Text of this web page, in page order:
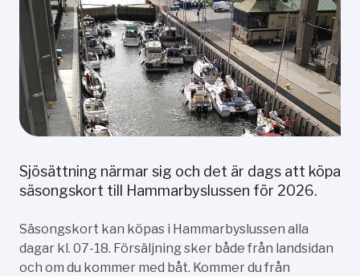
Sjösättning närmar sig och det är dags att köpa
säsongskort till Hammarbyslussen för 2026.
Säsongskort kan köpas i Hammarbyslussen alla
dagar kl. 07-18. Försäljning sker både från landsidan
och om du kommer med båt. Kommer du från